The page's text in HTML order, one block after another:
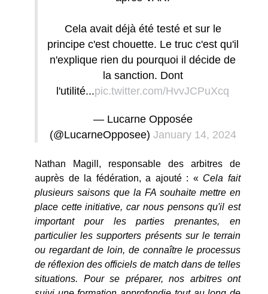
Cela avait déjà été testé et sur le
principe c'est chouette. Le truc c'est qu'il
n'explique rien du pourquoi il décide de
la sanction. Dont
l'utilité...pic.twitter.com/HvvJCPuXcq
— Lucarne Opposée
(@LucarneOpposee) January 14, 2024
Nathan Magill, responsable des arbitres de
auprès de la fédération, a ajouté : « Cela fait
plusieurs saisons que la FA souhaite mettre en
place cette initiative, car nous pensons qu'il est
important pour les parties prenantes, en
particulier les supporters présents sur le terrain
ou regardant de loin, de connaître le processus
de réflexion des officiels de match dans de telles
situations. Pour se préparer, nos arbitres ont